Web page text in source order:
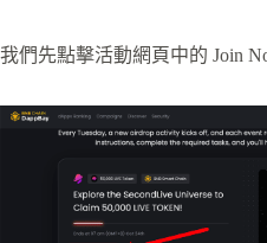
我們先點擊活動網頁中的 Join